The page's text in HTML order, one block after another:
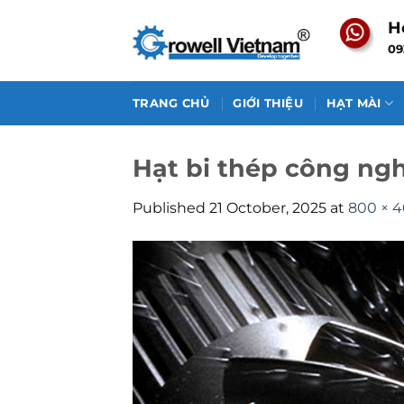
TRANG CHỦ GIỚI THIỆU HẠT MÀI
Hạt bi thép công
Published 21 October, 2025 at 800 ×